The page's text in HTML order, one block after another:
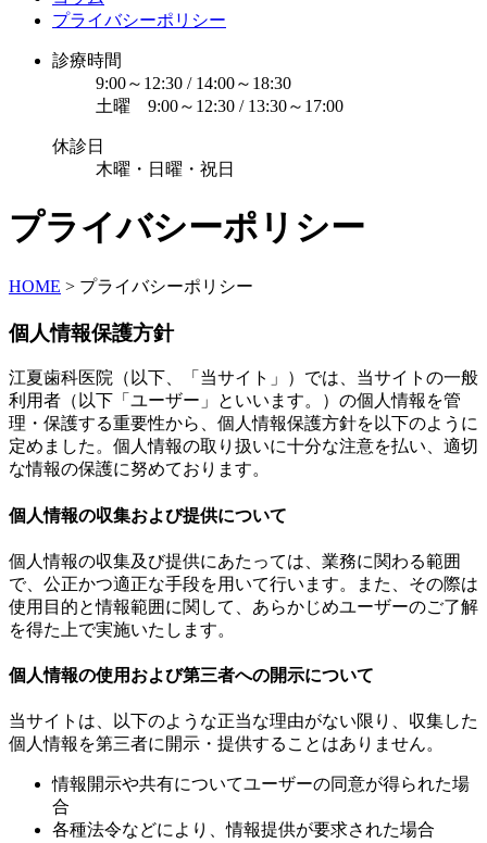
プライバシーポリシー
診療時間
9:00～12:30 / 14:00～18:30
土曜 9:00～12:30 / 13:30～17:00
休診日
木曜・日曜・祝日
プライバシーポリシー
HOME > プライバシーポリシー
個人情報保護方針
江夏歯科医院（以下、「当サイト」）では、当サイトの一般
利用者（以下「ユーザー」といいます。）の個人情報を管
理・保護する重要性から、個人情報保護方針を以下のように
定めました。個人情報の取り扱いに十分な注意を払い、適切
な情報の保護に努めております。
個人情報の収集および提供について
個人情報の収集及び提供にあたっては、業務に関わる範囲
で、公正かつ適正な手段を用いて行います。また、その際は
使用目的と情報範囲に関して、あらかじめユーザーのご了解
を得た上で実施いたします。
個人情報の使用および第三者への開示について
当サイトは、以下のような正当な理由がない限り、収集した
個人情報を第三者に開示・提供することはありません。
情報開示や共有についてユーザーの同意が得られた場
合
各種法令などにより、情報提供が要求された場合